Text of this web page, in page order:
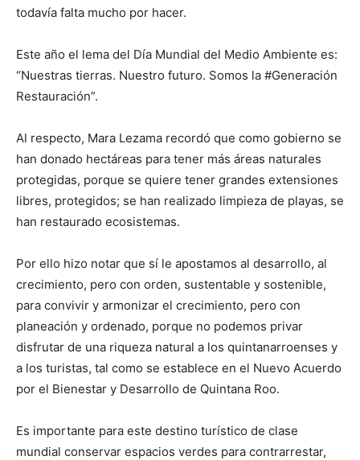
todavía falta mucho por hacer.
Este año el lema del Día Mundial del Medio Ambiente es:
“Nuestras tierras. Nuestro futuro. Somos la #Generación
Restauración”.
Al respecto, Mara Lezama recordó que como gobierno se
han donado hectáreas para tener más áreas naturales
protegidas, porque se quiere tener grandes extensiones
libres, protegidos; se han realizado limpieza de playas, se
han restaurado ecosistemas.
Por ello hizo notar que sí le apostamos al desarrollo, al
crecimiento, pero con orden, sustentable y sostenible,
para convivir y armonizar el crecimiento, pero con
planeación y ordenado, porque no podemos privar
disfrutar de una riqueza natural a los quintanarroenses y
a los turistas, tal como se establece en el Nuevo Acuerdo
por el Bienestar y Desarrollo de Quintana Roo.
Es importante para este destino turístico de clase
mundial conservar espacios verdes para contrarrestar,